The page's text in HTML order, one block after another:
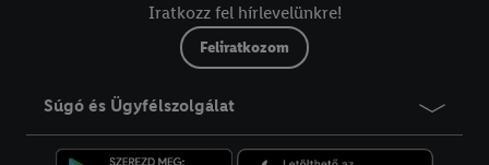
Iratkozz fel hírlevelünkre!
Feliratkozom
Súgó és Ügyfélszolgálat